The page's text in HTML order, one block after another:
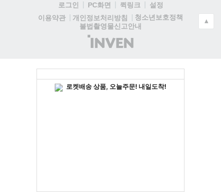
로그인 PC화면 퀵링크
설정
이용약관
개인정보처리방침
청소년보호정책
불법촬영물신고안내
(주)
인
▲